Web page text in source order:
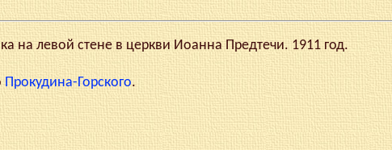
на левой стене в церкви Иоанна Предтечи. 1911 год.
Прокудина-Горского.